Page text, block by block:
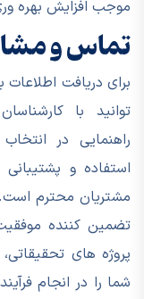
موجب افزایش بهره
تماس و
برای دریافت
توانید با
راهنمایی در
استفاده و
مشتریان محترم است.
تضمین کننده
پروژه های
شما را در انجام